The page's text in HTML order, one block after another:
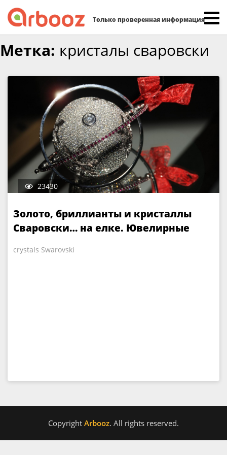
Только проверенная информация
to
Метка: кристалы сваровски
23430
Золото, бриллианты и кристаллы
Сваровски… на елке. Ювелирные
crystals Swarovski
Copyright Arbooz. All rights reserved.
Найти: